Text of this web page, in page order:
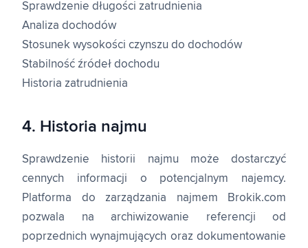
Sprawdzenie długości zatrudnienia
Analiza dochodów
Stosunek wysokości czynszu do dochodów
Stabilność źródeł dochodu
Historia zatrudnienia
4. Historia najmu
Sprawdzenie historii najmu może dostarczyć
cennych informacji o potencjalnym najemcy.
Platforma do zarządzania najmem Brokik.com
pozwala na archiwizowanie referencji od
poprzednich wynajmujących oraz dokumentowanie